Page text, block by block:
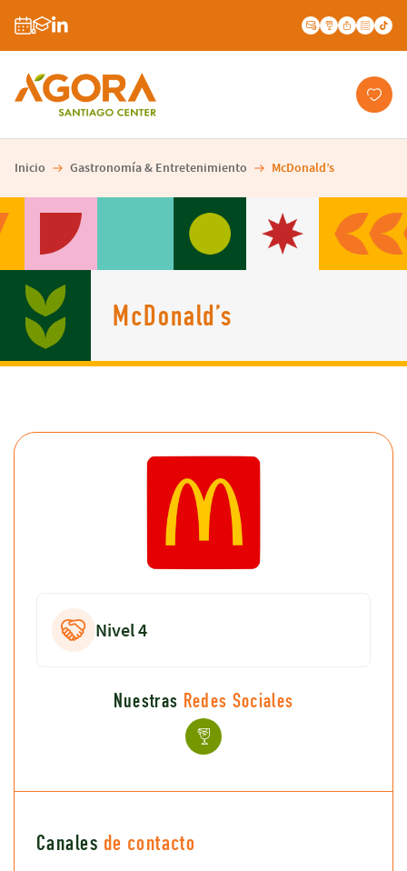
Inicio Gastronomía & Entretenimiento McDonald’s
McDonald’s
Nivel 4
Nuestras Redes Sociales
Canales de contacto